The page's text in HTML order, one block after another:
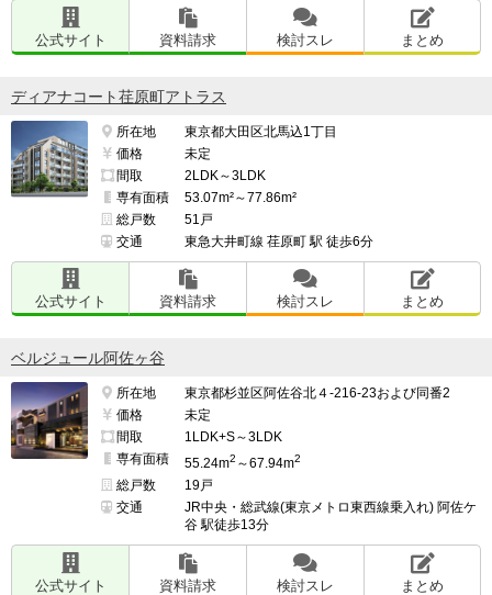
公式サイト 資料請求 検討スレ まとめ
ディアナコート荏原町アトラス
所在地
東京都大田区北馬込1丁目
価格
未定
間取
2LDK～3LDK
専有面積
53.07m²～77.86m²
総戸数
51戸
交通
東急大井町線 荏原町 駅 徒歩6分
公式サイト 資料請求 検討スレ まとめ
ベルジュール阿佐ヶ谷
所在地
東京都杉並区阿佐谷北４-216-23および同番2
価格
未定
間取
1LDK+S～3LDK
専有面積
55.24m2 ～67.94m2
総戸数
19戸
交通
JR中央・総武線(東京メトロ東西線乗入れ) 阿佐ケ
谷 駅徒歩13分
公式サイト 資料請求 検討スレ まとめ